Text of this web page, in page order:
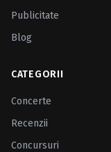
Publicitate
Blog
CATEGORII
Concerte
Recenzii
Concursuri